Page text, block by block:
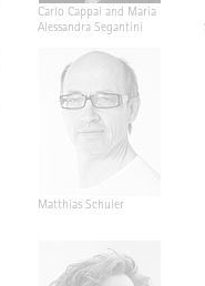
Carlo Cappai and Maria
Alessandra Segantini
Matthias Schuler